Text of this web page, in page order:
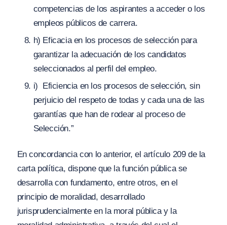
competencias de los aspirantes a acceder o los
empleos públicos de carrera.
h) Eficacia en los procesos de selección para
garantizar la adecuación de los candidatos
seleccionados al perfil del empleo.
i) Eficiencia en los procesos de selección, sin
perjuicio del respeto de todas y cada una de las
garantías que han de rodear al proceso de
Selección.”
En concordancia con lo anterior, el artículo 209 de la
carta política, dispone que la función pública se
desarrolla con fundamento, entre otros, en el
principio de moralidad, desarrollado
jurisprudencialmente en la moral pública y la